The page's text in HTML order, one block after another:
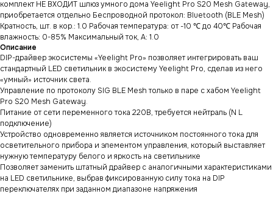
комплект НЕ ВХОДИТ шлюз умного дома Yeelight Pro S20 Mesh Gateway,
приобретается отдельно Беспроводной протокол: Bluetooth (BLE Mesh)
Кратность, шт. в кор.: 1.0 Рабочая температура: от -10 ℃ до 40℃ Рабочая
влажность: 0-85% Максимальный ток, А: 1.0
Описание
DIP-драйвер экосистемы «Yeelight Pro» позволяет интегрировать ваш
стандартный LED светильник в экосистему Yeelight Pro, сделав из него
«умный» источник света.
Управление по протоколу SIG BLE Mesh только в паре с хабом Yeelight
Pro S20 Mesh Gateway.
Питание от сети переменного тока 220В, требуется нейтраль (N L
подключение)
Устройство одновременно является источником постоянного тока для
осветительного прибора и элементом управления, который выставляет
нужную температуру белого и яркость на светильнике
Позволяет заменить штатный драйвер с аналогичными характеристиками
на LED светильнике, выбрав фиксированную силу тока на DIP
переключателях при заданном диапазоне напряжения